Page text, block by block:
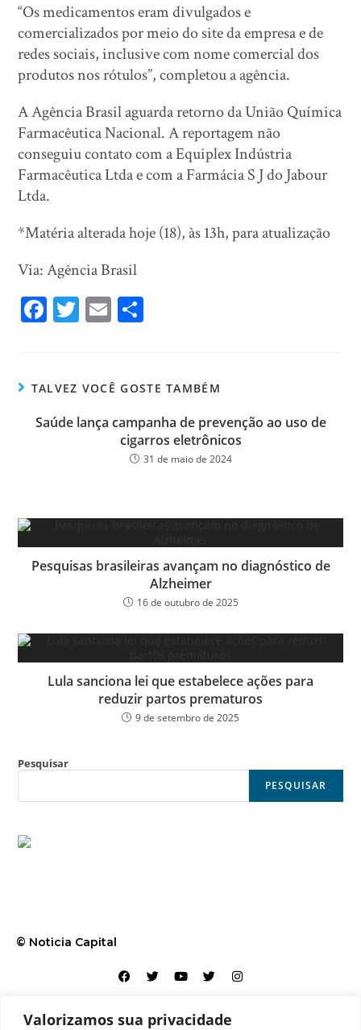
Valorizamos sua privacidade
“Os medicamentos eram divulgados e
comercializados por meio do site da empresa e de
redes sociais, inclusive com nome comercial dos
produtos nos rótulos”, completou a agência.
A Agência Brasil aguarda retorno da União Química
Farmacêutica Nacional. A reportagem não
conseguiu contato com a Equiplex Indústria
Farmacêutica Ltda e com a Farmácia S J do Jabour
Ltda.
*Matéria alterada hoje (18), às 13h, para atualização
Via: Agência Brasil
Fa
ok
T
er
E
TALVEZ VOCÊ GOSTE TAMBÉM
Saúde lança campanha de prevenção ao uso de
cigarros eletrônicos
31 de maio de 2024
Pesquisas brasileiras avançam no diagnóstico de
Alzheimer
16 de outubro de 2025
Lula sanciona lei que estabelece ações para
reduzir partos prematuros
9 de setembro de 2025
Pesquisar
PESQUISAR
© Noticia Capital
Contato Home Aviso legal Configurações de cookies